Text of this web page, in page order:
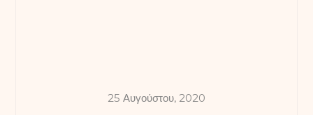
25 Αυγούστου, 2020